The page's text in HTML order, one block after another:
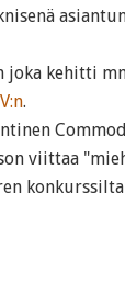
joka kehitti
.
viittaa